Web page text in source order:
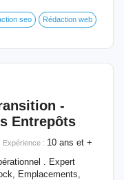
seo Rédaction web
-
Entrepôts
Expérience : 10 ans et +
. Expert
Emplacements,